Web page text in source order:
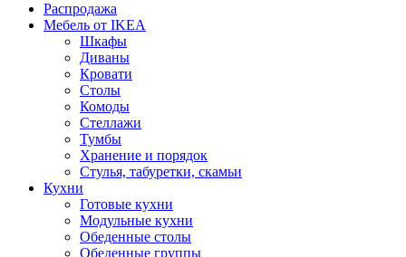
Распродажа
Мебель от IKEA
Шкафы
Диваны
Кровати
Столы
Комоды
Стеллажи
Тумбы
Хранение и порядок
Стулья, табуретки, скамьи
Кухни
Готовые кухни
Модульные кухни
Обеденные столы
Обеденные группы